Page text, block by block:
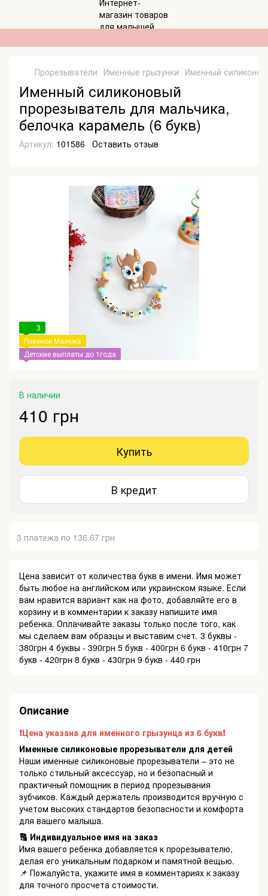
Прорезыватели Именные грызунки Именный
Именный силиконовый
прорезыватель для мальчика,
белочка карамель (6 букв)
Артикул: 101586 Оставить отзыв
3
Пакунок Малюка
Детские выплаты до 1года
В наличии
410 грн
Купить
В кредит
3 платежа по 136.67 грн
Цена зависит от количества букв в имени. Имя может
быть любое на английском или украинском языке. Если
вам нравится вариант как на фото, добавляйте его в
корзину и в комментарии к заказу напишите имя
ребенка. Оплачивайте заказы только после того, как
мы сделаем вам образцы и выставим счет. 3 буквы -
380грн 4 буквы - 390грн 5 букв - 400грн 6 букв - 410грн 7
букв - 420грн 8 букв - 430грн 9 букв - 440 грн
Описание
❗️Цена указана для именного грызунца из 6 букв❗️
Именные силиконовые прорезыватели для детей
Наши именные силиконовые прорезыватели – это не
только стильный аксессуар, но и безопасный и
практичный помощник в период прорезывания
зубчиков. Каждый держатель производится вручную с
учетом высоких стандартов безопасности и комфорта
для вашего малыша.
🔠 Индивидуальное имя на заказ
Имя вашего ребенка добавляется к прорезывателю,
делая его уникальным подарком и памятной вещью.
📌 Пожалуйста, укажите имя в комментариях к заказу
для точного просчета стоимости.